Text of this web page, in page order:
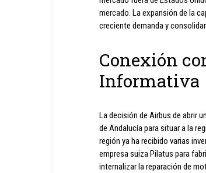
mercado. La expansión de la
creciente demanda y
Conexión
Informativa
La decisión de Airbus de abrir
de Andalucía para situar a la
región ya ha recibido varias
empresa suiza Pilatus para
internalizar la reparación de